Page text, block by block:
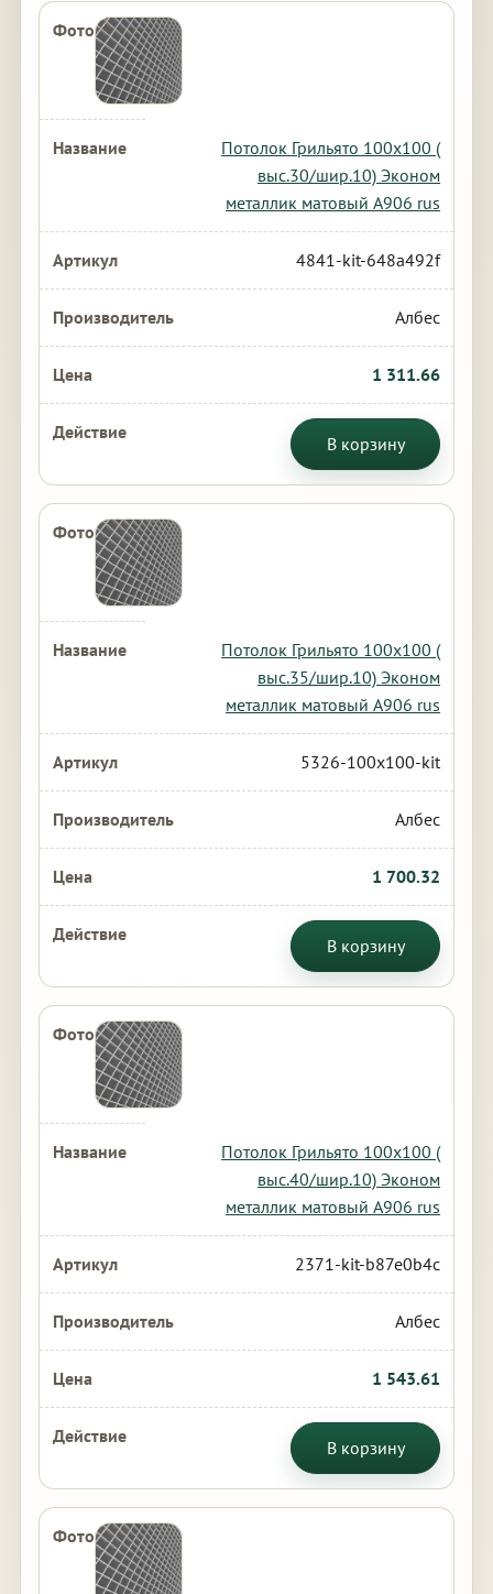
Потолок Грильято 100х100 (
выс.30/шир.10) Эконом
металлик матовый А906 rus
4841-kit-648a492f
Албес
1 311.66
В корзину
Потолок Грильято 100х100 (
выс.35/шир.10) Эконом
металлик матовый А906 rus
5326-100x100-kit
Албес
1 700.32
В корзину
Потолок Грильято 100х100 (
выс.40/шир.10) Эконом
металлик матовый А906 rus
2371-kit-b87e0b4c
Албес
1 543.61
В корзину